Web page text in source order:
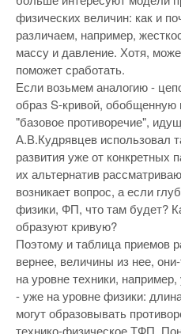
физических величин: как и
различаем, например,
массу и давление. Хотя,
поможет сработать.
Если возьмем аналогию -
образ S-кривой,
"базовое противоречие",
А.В.Кудрявцев использовал
развития уже от конкретных
их альтернатив
возникает вопрос, а если
физики, ФП, что там будет?
образуют кривую?
Поэтому и таблица приемов
вернее, величины из нее,
на уровне техники,
- уже на уровне физики:
могут образовывать
технико-физическое ТФП.